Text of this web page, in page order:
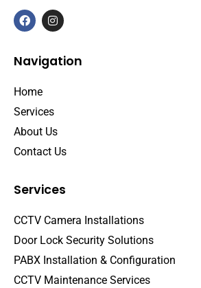
Navigation
Home
Services
About Us
Contact Us
Services
CCTV Camera Installations
Door Lock Security Solutions
PABX Installation & Configuration
CCTV Maintenance Services